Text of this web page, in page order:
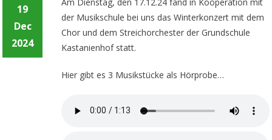
19
Dec
2024
der Musikschule bei uns das Winterkonzert mit dem
Chor und dem Streichorchester der Grundschule
Kastanienhof statt.
Hier gibt es 3 Musikstücke als Hörprobe…